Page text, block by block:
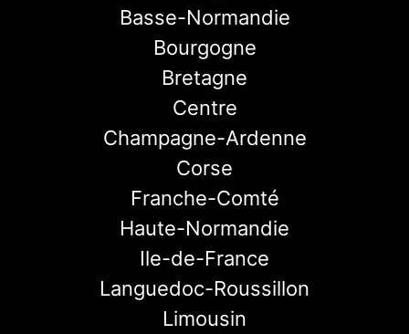
Basse-Normandie
Bourgogne
Bretagne
Centre
Champagne-Ardenne
Corse
Franche-Comté
Haute-Normandie
Ile-de-France
Languedoc-Roussillon
Limousin